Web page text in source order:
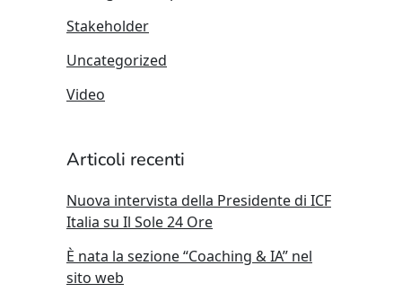
Stakeholder
Uncategorized
Video
Articoli recenti
Nuova intervista della Presidente di ICF
Italia su Il Sole 24 Ore
È nata la sezione “Coaching & IA” nel
sito web